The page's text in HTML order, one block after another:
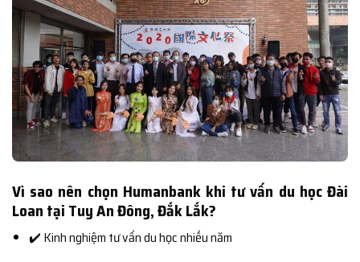
Vì sao nên chọn Humanbank khi tư vấn du học Đài
Loan tại Tuy An Đông, Đắk Lắk?
✔️ Kinh nghiệm tư vấn du học nhiều năm